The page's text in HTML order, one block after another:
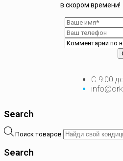
в скором времени!
С 9:00
Search
Поиск товаров
Search